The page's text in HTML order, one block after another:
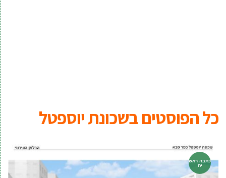
כל הפוסטים בשכונת יוספטל
כתבה ראש
ית